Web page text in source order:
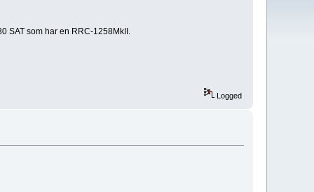
SAT som har en RRC-1258MkII.
Logged